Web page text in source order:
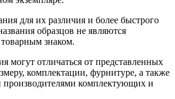
для их различия и более быстрого
образцов не являются
знаком.
могут отличаться от представленных
комплектации, фурнитуре, а также
производителями комплектующих и